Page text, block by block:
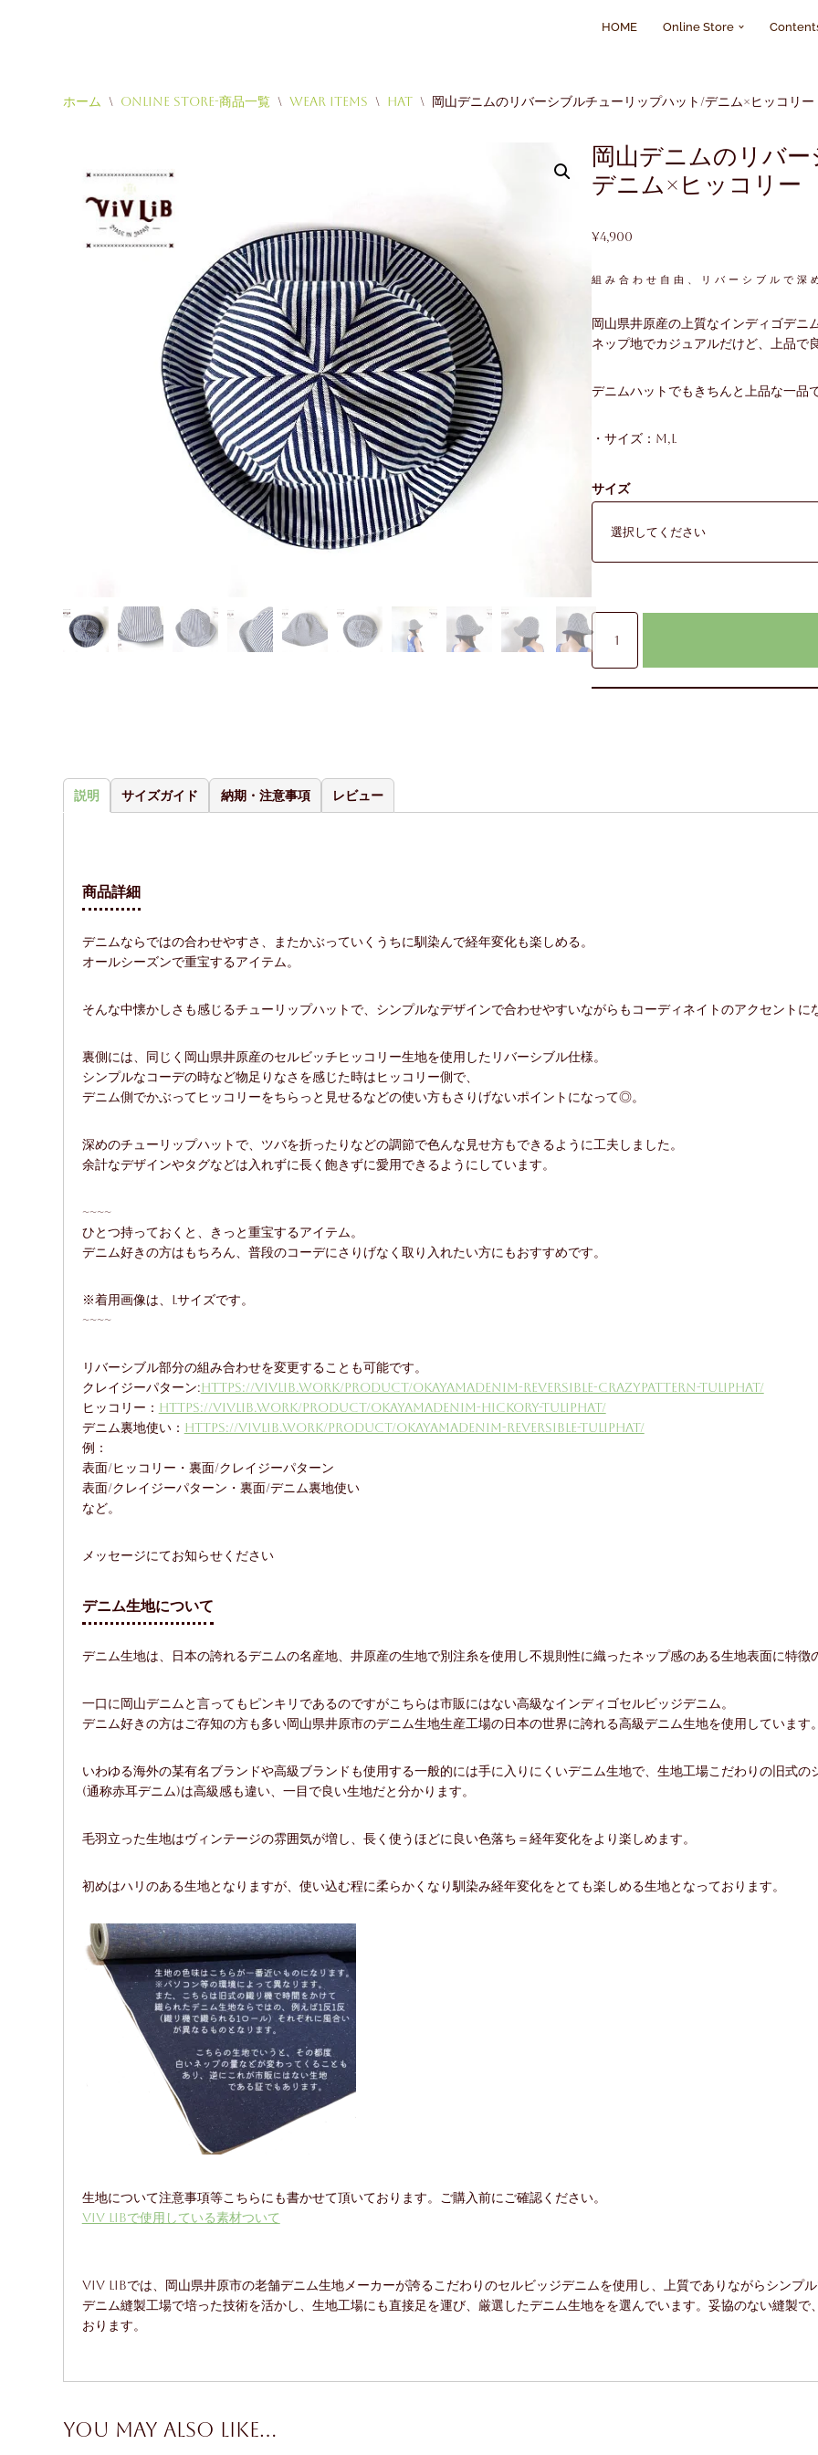
HOME Online Store
ホーム \ Online Store-商品一覧 \ Wear Items \ Hat \ 岡山デニムのリバーシブルチューリップハット/デニム×ヒッコリー
岡山デニムのリバ
デニム×ヒッコリー
¥4,900
組み合わせ自由、リバーシブルで深
岡山県井原産の上質なインディゴデニ
ネップ地でカジュアルだけど、上品で
デニムハットでもきちんと上品な一品で
・サイズ：M,L
サイズ
説明 サイズガイド 納期・注意事項 レビュー
商品詳細
デニムならではの合わせやすさ、またかぶっていくうちに馴染んで経年変化も楽しめる。
オールシーズンで重宝するアイテム。
そんな中懐かしさも感じるチューリップハットで、シンプルなデザインで合わせやすいながらもコーディネイトのアクセントに
裏側には、同じく岡山県井原産のセルビッチヒッコリー生地を使用したリバーシブル仕様。
シンプルなコーデの時など物足りなさを感じた時はヒッコリー側で、
デニム側でかぶってヒッコリーをちらっと見せるなどの使い方もさりげないポイントになって◎。
深めのチューリップハットで、ツバを折ったりなどの調節で色んな見せ方もできるように工夫しました。
余計なデザインやタグなどは入れずに長く飽きずに愛用できるようにしています。
~~~~
ひとつ持っておくと、きっと重宝するアイテム。
デニム好きの方はもちろん、普段のコーデにさりげなく取り入れたい方にもおすすめです。
※着用画像は、Lサイズです。
~~~~
リバーシブル部分の組み合わせを変更することも可能です。
クレイジーパターン:https://vivlib.work/product/okayamadenim-reversible-crazypattern-tuliphat/
ヒッコリー： https://vivlib.work/product/okayamadenim-hickory-tuliphat/
デニム裏地使い： https://vivlib.work/product/okayamadenim-reversible-tuliphat/
例：
表面/ヒッコリー・裏面/クレイジーパターン
表面/クレイジーパターン・裏面/デニム裏地使い
など。
メッセージにてお知らせください
デニム生地について
デニム生地は、日本の誇れるデニムの名産地、井原産の生地で別注糸を使用し不規則性に織ったネップ感のある生地表面に特
一口に岡山デニムと言ってもピンキリであるのですがこちらは市販にはない高級なインディゴセルビッジデニム。
デニム好きの方はご存知の方も多い岡山県井原市のデニム生地生産工場の日本の世界に誇れる高級デニム生地を使用しています。
いわゆる海外の某有名ブランドや高級ブランドも使用する一般的には手に入りにくいデニム生地で、生地工場こだわりの旧式
(通称赤耳デニム)は高級感も違い、一目で良い生地だと分かります。
毛羽立った生地はヴィンテージの雰囲気が増し、長く使うほどに良い色落ち＝経年変化をより楽しめます。
初めはハリのある生地となりますが、使い込む程に柔らかくなり馴染み経年変化をとても楽しめる生地となっております。
生地について注意事項等こちらにも書かせて頂いております。ご購入前にご確認ください。
ViV LiBで使用している素材ついて
ViV LiBでは、岡山県井原市の老舗デニム生地メーカーが誇るこだわりのセルビッジデニムを使用し、上質でありながらシンプ
デニム縫製工場で培った技術を活かし、生地工場にも直接足を運び、厳選したデニム生地をを選んでいます。妥協のない縫製
おります。
You may also like…